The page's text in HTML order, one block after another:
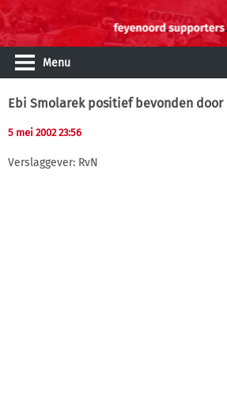
Menu
Ebi Smolarek positief bevonden door
5 mei 2002 23:56
Verslaggever: RvN